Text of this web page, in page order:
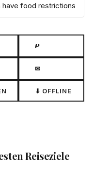
have food restrictions
𝙋
✉
⬇ OFFLINE
Reiseziele